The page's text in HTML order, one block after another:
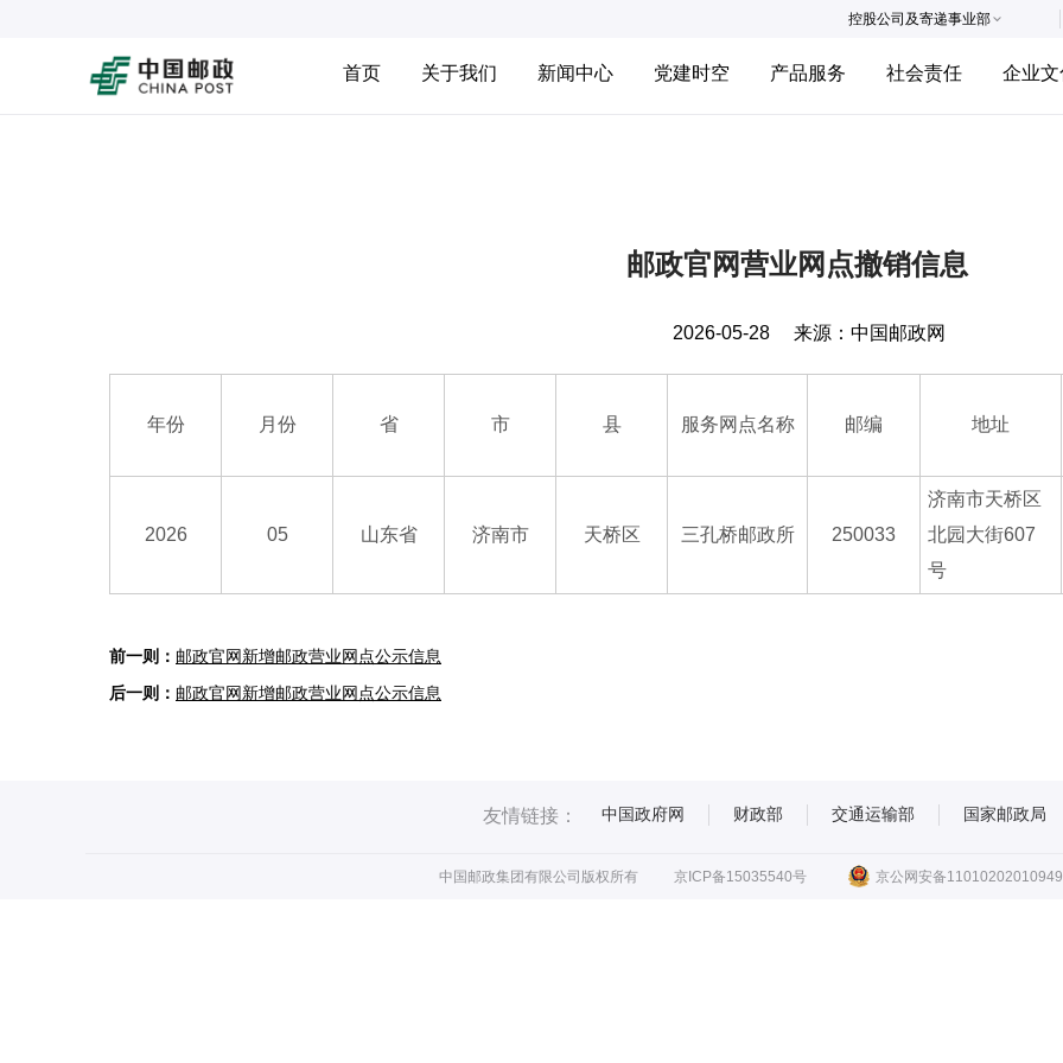
控股公司及寄递事业部
首页 关于我们 新闻中心 党建时空 产品服务 社会责任 企业文
邮政官网营业网点撤销信息
2026-05-28 来源： 中国邮政网
年份 月份 省 市 县 服务网点名称 邮编 地址
2026 05 山东省 济南市 天桥区 三孔桥邮政所 250033
济南市天桥区
北园大街607
号
邮政官网新增邮政营业网点公示信息
邮政官网新增邮政营业网点公示信息
友情链接： 中国政府网 财政部 交通运输部 国家邮政局
中国邮政集团有限公司版权所有 京ICP备15035540号 京公网安备11010202010949